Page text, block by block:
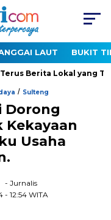
LAUT BUKIT
Berita Lokal yang Ter-
/ Sulteng
Dorong
Kekayaan
Usaha
- Jurnalis
- 12:54 WITA